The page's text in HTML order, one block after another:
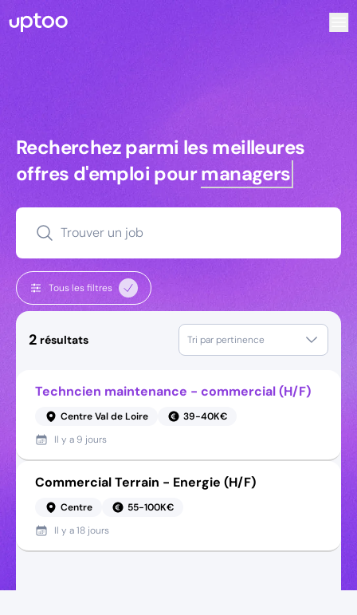
Recherchez parmi les meilleures
Recherchez parmi les meilleures
offres d'emploi pourmanagers
Trouver un job
Tous les filtres
2 résultats Tri par pertinence
Techncien maintenance - commercial (H/F)
Centre Val de Loire
39-40K€
Il y a 9 jours
Commercial Terrain - Energie (H/F)
Centre
55-100K€
Il y a18 jours